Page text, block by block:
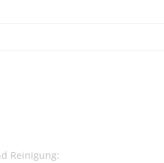
Reinigung: